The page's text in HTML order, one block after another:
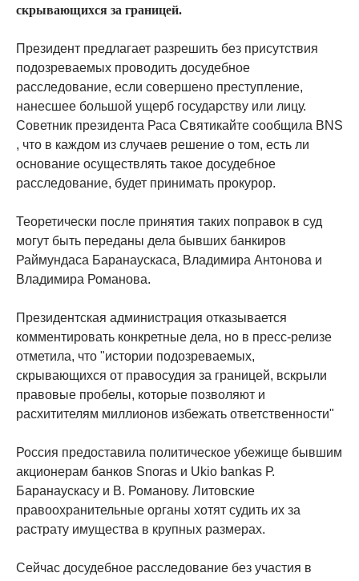
скрывающихся за границей.
Президент предлагает разрешить без присутствия
подозреваемых проводить досудебное
расследование, если совершено преступление,
нанесшее большой ущерб государству или лицу.
Советник президента Раса Святикайте сообщила BNS
, что в каждом из случаев решение о том, есть ли
основание осуществлять такое досудебное
расследование, будет принимать прокурор.
Теоретически после принятия таких поправок в суд
могут быть переданы дела бывших банкиров
Раймундаса Баранаускаса, Владимира Антонова и
Владимира Романова.
Президентская администрация отказывается
комментировать конкретные дела, но в пресс-релизе
отметила, что "истории подозреваемых,
скрывающихся от правосудия за границей, вскрыли
правовые пробелы, которые позволяют и
расхитителям миллионов избежать ответственности"
Россия предоставила политическое убежище бывшим
акционерам банков Snoras и Ukio bankas Р.
Баранаускасу и В. Романову. Литовские
правоохранительные органы хотят судить их за
растрату имущества в крупных размерах.
Сейчас досудебное расследование без участия в